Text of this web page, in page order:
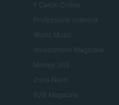
Il Calcio Online
Professione mamma
World Music
Investimenti Magazine
Money 365
Zona Nerd
B2B Magazine